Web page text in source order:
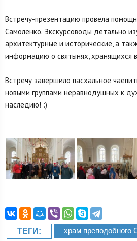
Встречу-презентацию провела
Самоленко. Экскурсоводы детально
архитектурные и исторические, а
информацию о святынях, хранящихся
Встречу завершило пасхальное
новыми группами неравнодушных к
наследию! :)
ТЕГИ: храм преподобного